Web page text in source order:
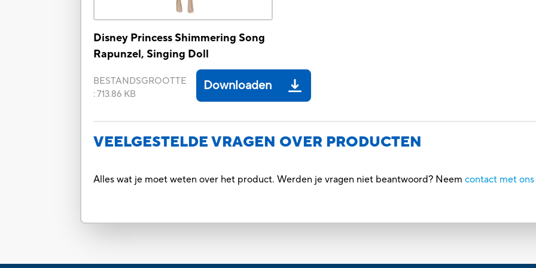
Disney Princess Shimmering Song
Rapunzel, Singing Doll
BESTANDSGROOTTE
:713.86 KB
Downloaden
VEELGESTELDE VRAGEN OVER PRODUCTEN
Alles wat je moet weten over het product. Werden je vragen niet beantwoord? Neemcontact met